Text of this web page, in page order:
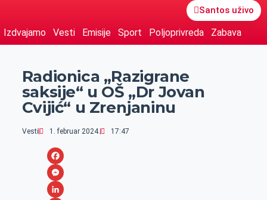
Santos uživo
Izdvajamo Vesti Emisije Sport Poljoprivreda Zabava
Radionica „Razigrane
saksije“ u OŠ „Dr Jovan
Cvijić“ u Zrenjaninu
Vesti 1. februar 2024. 17:47
F
aM